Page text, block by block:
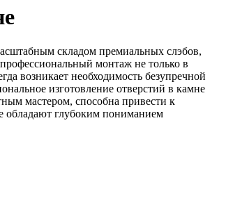
складом премиальных слэбов,
монтаж не только в
возникает необходимость безупречной
изготовление отверстий в камне
мастером, способна привести к
обладают глубоким пониманием